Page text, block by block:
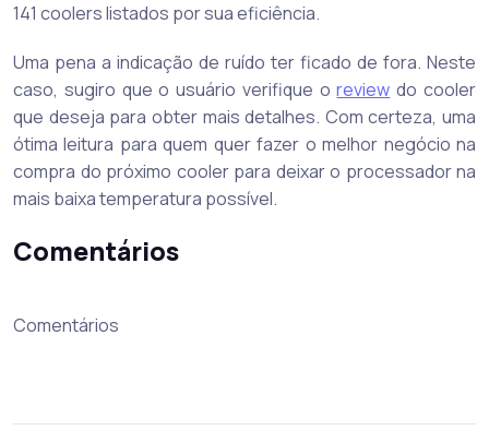
141 coolers listados por sua eficiência.
Uma pena a indicação de ruído ter ficado de fora. Neste
caso, sugiro que o usuário verifique oreview do cooler
que deseja para obter mais detalhes. Com certeza, uma
ótima leitura para quem quer fazer o melhor negócio na
compra do próximo cooler para deixar o processador na
mais baixa temperatura possível.
Comentários
Comentários